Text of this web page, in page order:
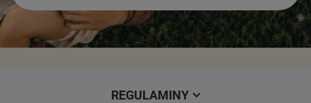
REGULAMINY